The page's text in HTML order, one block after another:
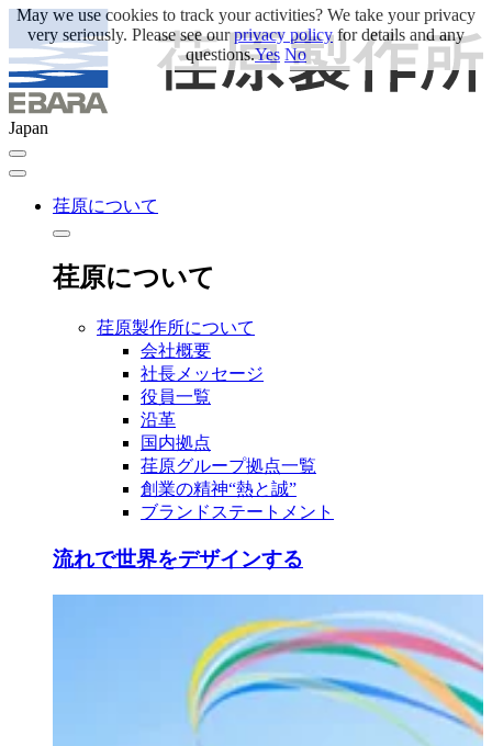
Japan
荏原について
荏原について
荏原製作所について
会社概要
社長メッセージ
役員一覧
沿革
国内拠点
荏原グループ拠点一覧
創業の精神“熱と誠”
ブランドステートメント
流れで世界をデザインする
May we use cookies to track your activities? We take your privacy
very seriously. Please see ourprivacy policyfor details and any
questions.Yes No